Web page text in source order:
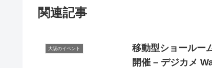
関連記事
大阪のイベント 移動型ショールー
開催 – デジカメ